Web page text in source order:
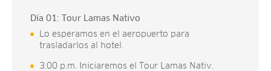
Día 01: Tour Lamas Nativo
Lo esperamos en el aeropuerto para
trasladarlos al hotel.
3:00 p.m. Iniciaremos el Tour Lamas Nativ.